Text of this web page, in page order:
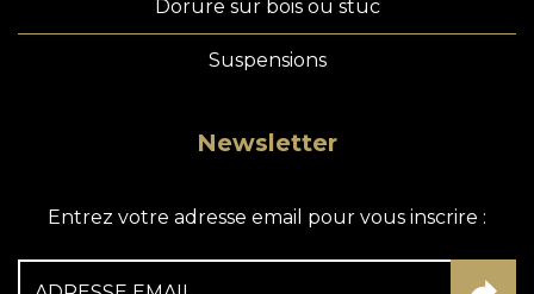
Dorure sur bois ou stuc
Suspensions
Newsletter
Entrez votre adresse email pour vous inscrire :